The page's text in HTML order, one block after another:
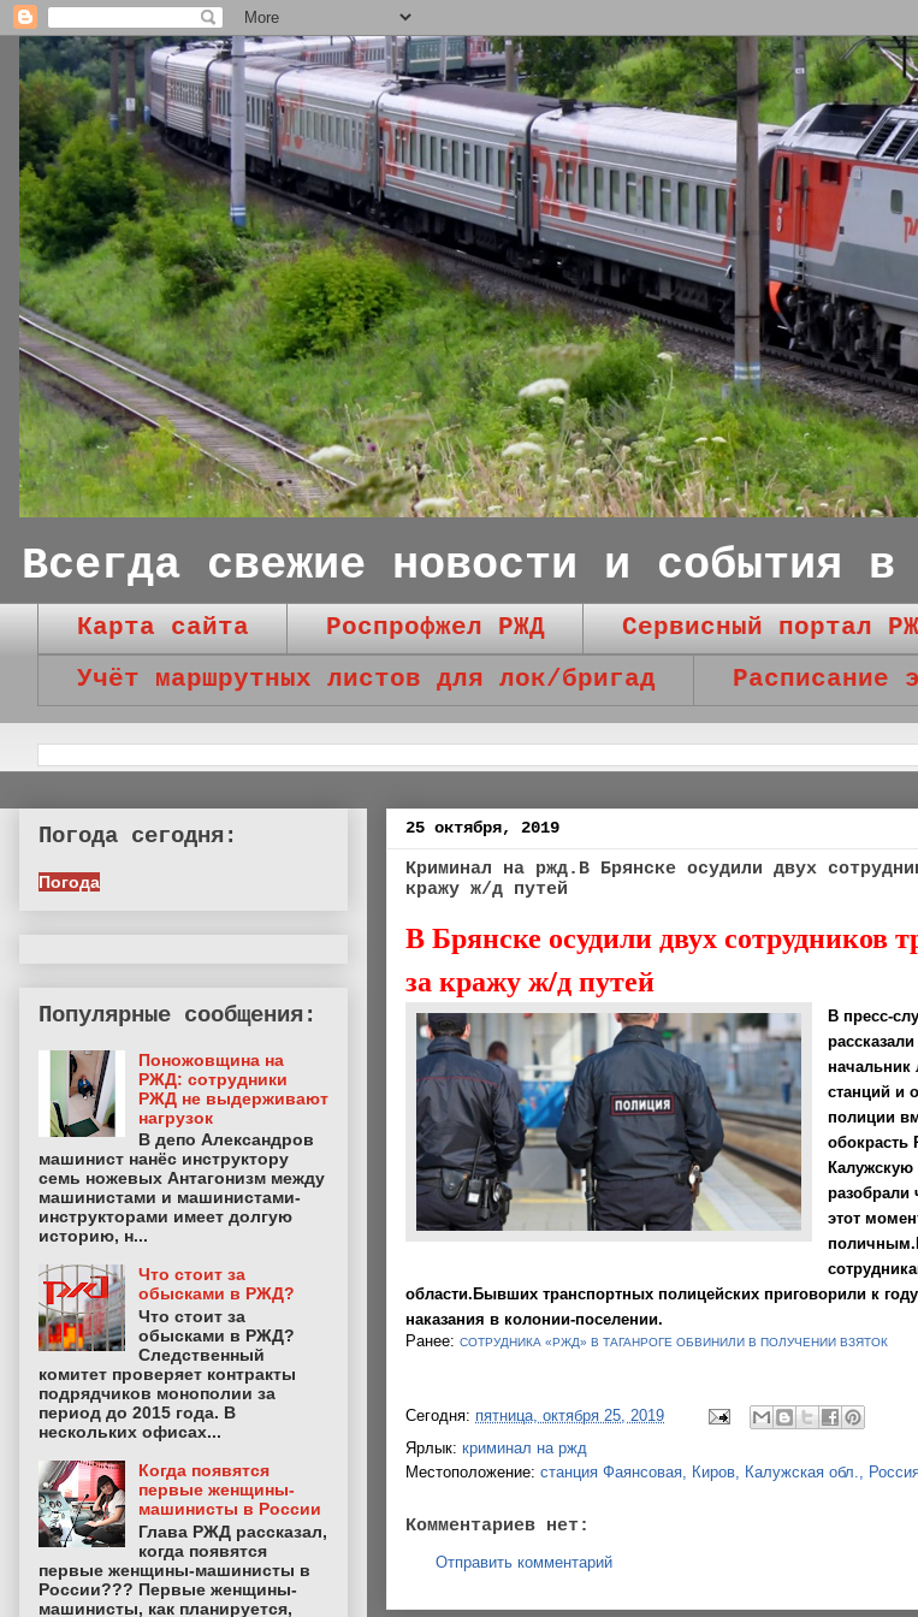
Всегда свежие новости и события в
Карта сайта Роспрофжел РЖД Сервисный портал
Учёт маршрутных листов для лок/бригад
Расписание
25 октября, 2019
Криминал на ржд.В Брянске осудили двух
кражу ж/д путей
В Брянске осудили двух сотрудников
за кражу ж/д путей
В пресс-
начальник
станций и
полиции
обокрасть
разобрали
этот
области.Бывших транспортных полицейских приговорили к
наказания в колонии-поселении.
Ранее: СОТРУДНИКА «РЖД» В ТАГАНРОГЕ ОБВИНИЛИ В ПОЛУЧЕНИИ ВЗЯТОК
Сегодня: пятница, октября 25, 2019
Ярлык: криминал на ржд
Местоположение: станция Фаянсовая, Киров, Калужская обл.,
Комментариев нет:
Отправить комментарий
Погода сегодня:
Погода
Популярные сообщения:
Поножовщина на
РЖД: сотрудники
РЖД не выдерживают
нагрузок
В депо Александров
машинист нанёс инструктору
семь ножевых Антагонизм между
машинистами и машинистами-
инструкторами имеет долгую
историю, н...
Что стоит за
обысками в РЖД?
Что стоит за
обысками в РЖД?
Следственный
комитет проверяет контракты
подрядчиков монополии за
период до 2015 года. В
нескольких офисах...
Когда появятся
первые женщины-
машинисты в России
Глава РЖД рассказал,
когда появятся
первые женщины-машинисты в
России??? Первые женщины-
машинисты, как планируется,